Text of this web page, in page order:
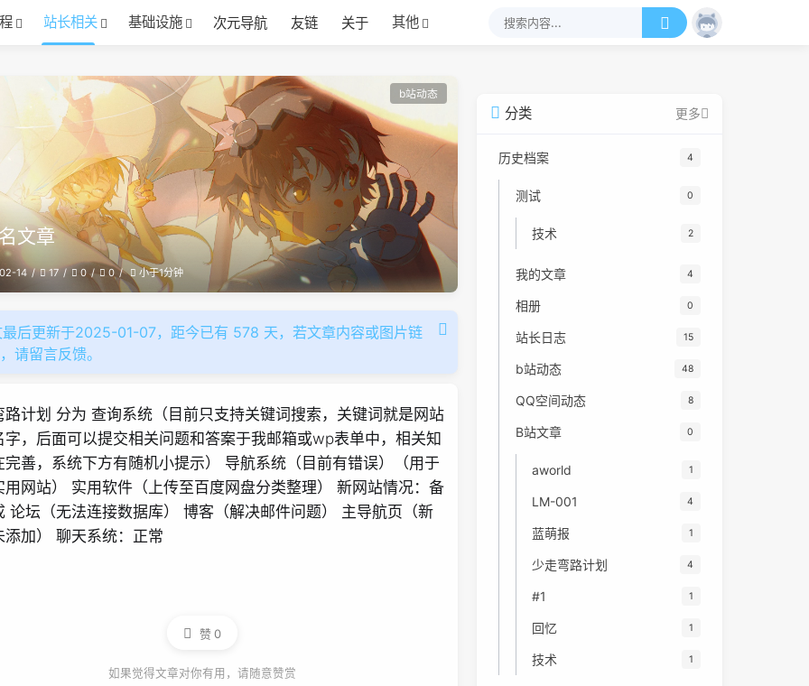
站长相关 基础设施 次元导航 友链 关于 其他
b站动态
文章
14 17 0 0 小于1分钟
最后更新于2025-01-07，距今已有 578 天，若文章内容或图片链
请留言反馈。
路计划 分为 查询系统（目前只支持关键词搜索，关键词就是网站
字，后面可以提交相关问题和答案于我邮箱或wp表单中，相关知
完善，系统下方有随机小提示） 导航系统（目前有错误）（用于
用网站） 实用软件（上传至百度网盘分类整理） 新网站情况：备
论坛（无法连接数据库） 博客（解决邮件问题） 主导航页（新
添加） 聊天系统：正常
赞0
如果觉得文章对你有用，请随意赞赏
分类 更多
历史档案 4
测试 0
技术 2
我的文章 4
相册 0
站长日志 15
b站动态 48
QQ空间动态 8
B站文章 0
aworld 1
LM-001 4
蓝萌报 1
少走弯路计划 4
#1 1
回忆 1
技术 1